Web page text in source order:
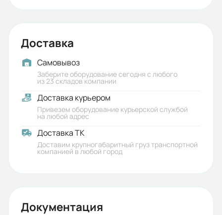
Габариты (ШхВхГ, м):
0.24x1.43x0.215
Доставка
Самовывоз
Заберите оборудование сегодня с любого
из 23 складов компании
Доставка курьером
Привезем оборудование курьерской службой
на любой адрес
Доставка ТК
Доставим крупногабаритный груз транспортной
компанией в любой город
Документация